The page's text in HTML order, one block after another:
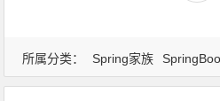
所属分类： Spring家族